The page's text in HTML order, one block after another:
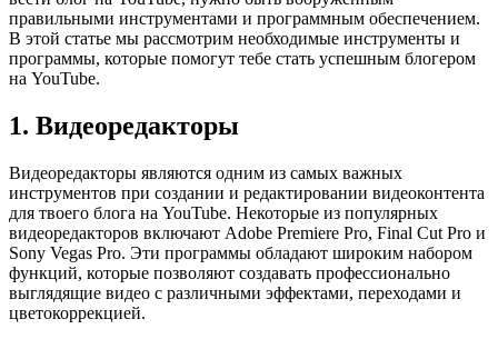
правильными инструментами и программным обеспечением.
В этой статье мы рассмотрим необходимые инструменты и
программы, которые помогут тебе стать успешным блогером
на YouTube.
1. Видеоредакторы
Видеоредакторы являются одним из самых важных
инструментов при создании и редактировании видеоконтента
для твоего блога на YouTube. Некоторые из популярных
видеоредакторов включают Adobe Premiere Pro, Final Cut Pro и
Sony Vegas Pro. Эти программы обладают широким набором
функций, которые позволяют создавать профессионально
выглядящие видео с различными эффектами, переходами и
цветокоррекцией.